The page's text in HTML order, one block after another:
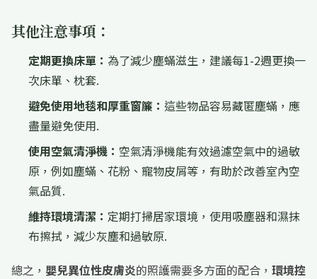
其他注意事項：
定期更換床單： 為了減少塵蟎滋生，建議每1-2週更換一
次床單、枕套.
避免使用地毯和厚重窗簾： 這些物品容易藏匿塵蟎，應
盡量避免使用.
使用空氣清淨機： 空氣清淨機能有效過濾空氣中的過敏
原，例如塵蟎、花粉、寵物皮屑等，有助於改善室內空
氣品質.
維持環境清潔： 定期打掃居家環境，使用吸塵器和濕抹
布擦拭，減少灰塵和過敏原.
總之， 嬰兒異位性皮膚炎的照護需要多方面的配合， 環境控